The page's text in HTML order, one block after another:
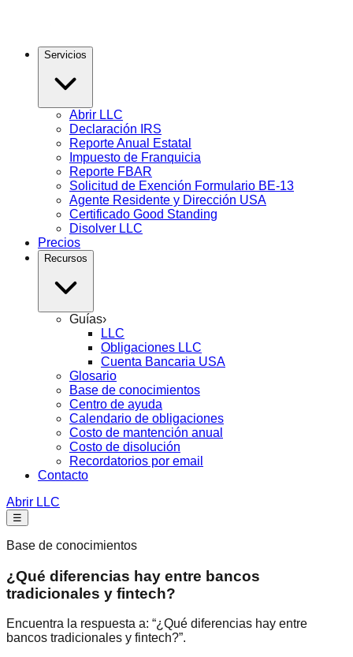
Servicios
Abrir LLC
Declaración IRS
Reporte Anual Estatal
Impuesto de Franquicia
Reporte FBAR
Solicitud de Exención Formulario BE-13
Agente Residente y Dirección USA
Certificado Good Standing
Disolver LLC
Precios
Recursos
Guías›
LLC
Obligaciones LLC
Cuenta Bancaria USA
Glosario
Base de conocimientos
Centro de ayuda
Calendario de obligaciones
Costo de mantención anual
Costo de disolución
Recordatorios por email
Contacto
Abrir LLC
☰
Base de conocimientos
¿Qué diferencias hay entre bancos
tradicionales y fintech?
Encuentra la respuesta a: “¿Qué diferencias hay entre
bancos tradicionales y fintech?”.